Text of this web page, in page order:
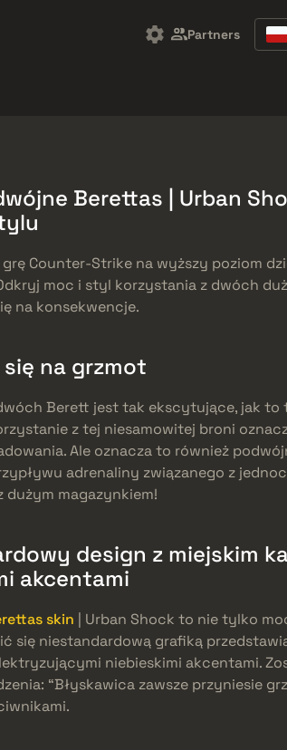
Partners
Berettas | Urban
Counter-Strike na wyższy poziom
moc i styl korzystania z dwóch
na konsekwencje.
na grzmot
Berett jest tak ekscytujące, jak to
z tej niesamowitej broni
Ale oznacza to również
adrenaliny związanego z
dużym magazynkiem!
design z miejskim
akcentami
skin | Urban Shock to nie tylko
się niestandardową grafiką
niebieskimi akcentami.
“Błyskawica zawsze przyniesie